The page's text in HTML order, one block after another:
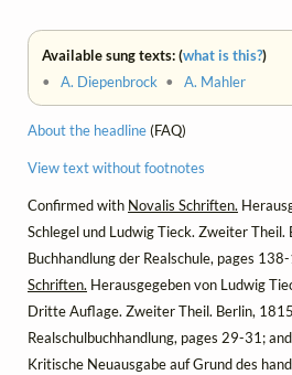
Available sung texts: (what is this?)
•A. Diepenbrock •A. Mahler
About the headline(FAQ)
View text without footnotes
Confirmed with Novalis Schriften.
Schlegel und Ludwig Tieck. Zweiter
Buchhandlung der Realschule, pages
Schriften. Herausgegeben von Ludwig
Dritte Auflage. Zweiter Theil. Berlin,
Realschulbuchhandlung, pages 29-31;
Kritische Neuausgabe auf Grund des